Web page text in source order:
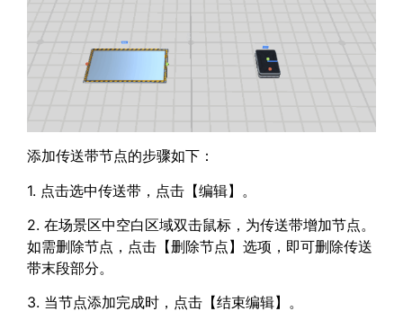
添加传送带节点的步骤如下：
1. 点击选中传送带，点击【编辑】。
2. 在场景区中空白区域双击鼠标，为传送带增加节点。
如需删除节点，点击【删除节点】选项，即可删除传送
带末段部分。
3. 当节点添加完成时，点击【结束编辑】。